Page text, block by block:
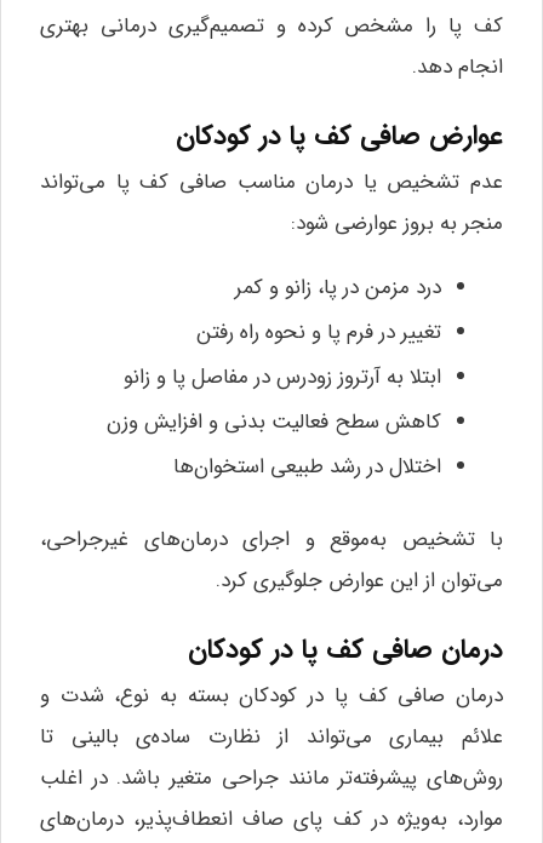
کف پا را مشخص کرده و تصمیم‌گیری درمانی بهتری
انجام دهد.
عوارض صافی کف پا در کودکان
عدم تشخیص یا درمان مناسب صافی کف پا می‌تواند
منجر به بروز عوارضی شود:
درد مزمن در پا، زانو و کمر
تغییر در فرم پا و نحوه راه رفتن
ابتلا به آرتروز زودرس در مفاصل پا و زانو
کاهش سطح فعالیت بدنی و افزایش وزن
اختلال در رشد طبیعی استخوان‌ها
با تشخیص به‌موقع و اجرای درمان‌های غیرجراحی،
می‌توان از این عوارض جلوگیری کرد.
درمان صافی کف پا در کودکان
درمان صافی کف پا در کودکان بسته به نوع، شدت و
علائم بیماری می‌تواند از نظارت ساده‌ی بالینی تا
روش‌های پیشرفته‌تر مانند جراحی متغیر باشد. در اغلب
موارد، به‌ویژه در کف پای صاف انعطاف‌پذیر، درمان‌های